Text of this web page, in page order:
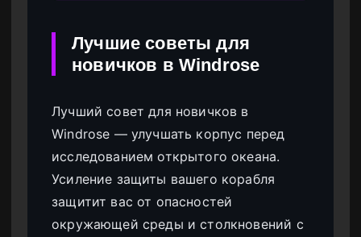
Лучшие советы для
новичков в Windrose
Лучший совет для новичков в
Windrose — улучшать корпус перед
исследованием открытого океана.
Усиление защиты вашего корабля
защитит вас от опасностей
окружающей среды и столкновений с